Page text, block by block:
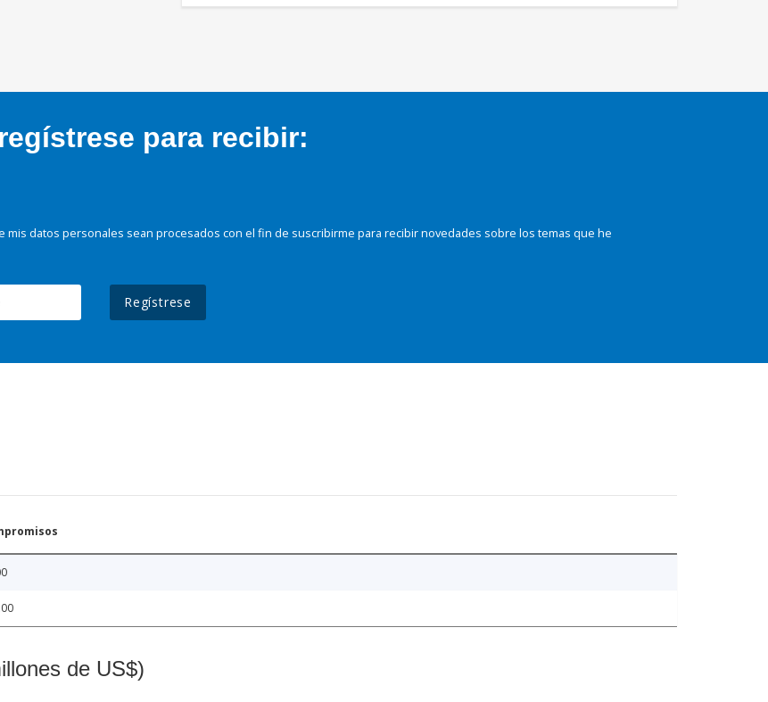
para recibir:
mis datos personales sean procesados con el fin de suscribirme para recibir novedades sobre los temas que he
Regístrese
de US$)